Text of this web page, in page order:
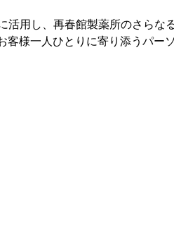
用し、再春館製薬所のさらな
様一人ひとりに寄り添うパ